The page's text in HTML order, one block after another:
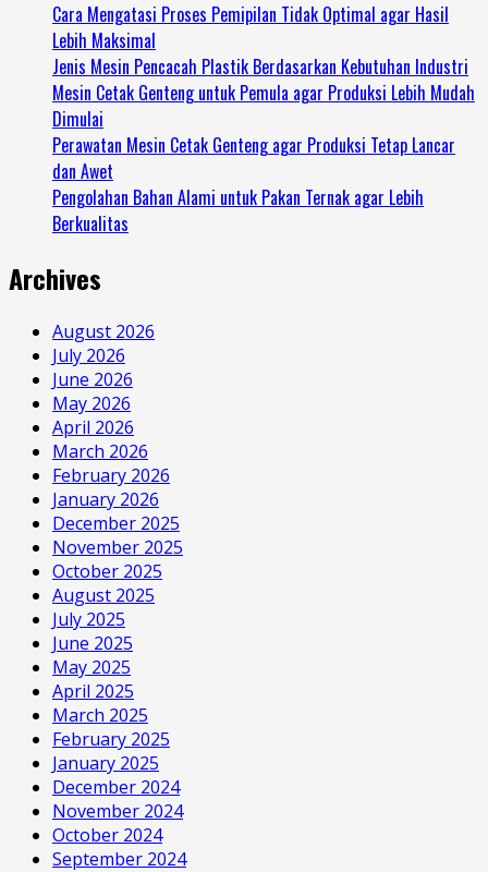
Cara Mengatasi Proses Pemipilan Tidak Optimal agar Hasil
Lebih Maksimal
Jenis Mesin Pencacah Plastik Berdasarkan Kebutuhan Industri
Mesin Cetak Genteng untuk Pemula agar Produksi Lebih Mudah
Dimulai
Perawatan Mesin Cetak Genteng agar Produksi Tetap Lancar
dan Awet
Pengolahan Bahan Alami untuk Pakan Ternak agar Lebih
Berkualitas
Archives
August 2026
July 2026
June 2026
May 2026
April 2026
March 2026
February 2026
January 2026
December 2025
November 2025
October 2025
August 2025
July 2025
June 2025
May 2025
April 2025
March 2025
February 2025
January 2025
December 2024
November 2024
October 2024
September 2024